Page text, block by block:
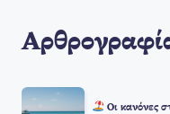
Οι κανόνες